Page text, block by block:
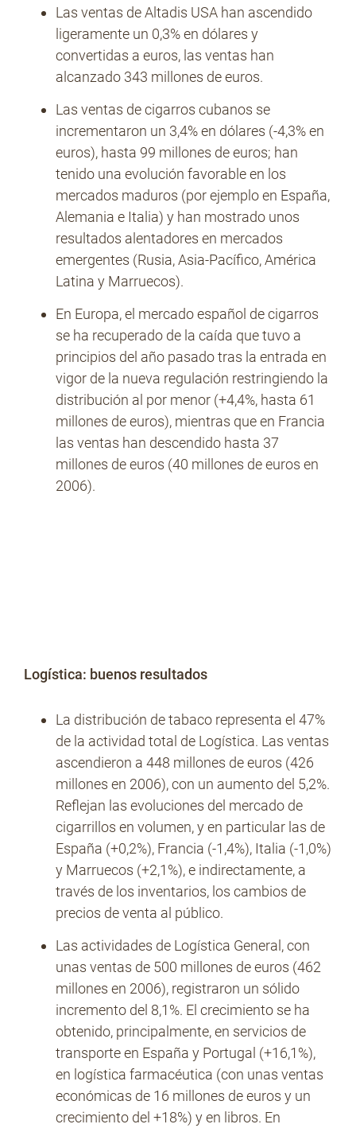
Las ventas de Altadis USA han ascendido
ligeramente un 0,3% en dólares y
convertidas a euros, las ventas han
alcanzado 343 millones de euros.
Las ventas de cigarros cubanos se
incrementaron un 3,4% en dólares (-4,3% en
euros), hasta 99 millones de euros; han
tenido una evolución favorable en los
mercados maduros (por ejemplo en España,
Alemania e Italia) y han mostrado unos
resultados alentadores en mercados
emergentes (Rusia, Asia-Pacífico, América
Latina y Marruecos).
En Europa, el mercado español de cigarros
se ha recuperado de la caída que tuvo a
principios del año pasado tras la entrada en
vigor de la nueva regulación restringiendo la
distribución al por menor (+4,4%, hasta 61
millones de euros), mientras que en Francia
las ventas han descendido hasta 37
millones de euros (40 millones de euros en
2006).
Logística: buenos resultados
La distribución de tabaco representa el 47%
de la actividad total de Logística. Las ventas
ascendieron a 448 millones de euros (426
millones en 2006), con un aumento del 5,2%.
Reflejan las evoluciones del mercado de
cigarrillos en volumen, y en particular las de
España (+0,2%), Francia (-1,4%), Italia (-1,0%)
y Marruecos (+2,1%), e indirectamente, a
través de los inventarios, los cambios de
precios de venta al público.
Las actividades de Logística General, con
unas ventas de 500 millones de euros (462
millones en 2006), registraron un sólido
incremento del 8,1%. El crecimiento se ha
obtenido, principalmente, en servicios de
transporte en España y Portugal (+16,1%),
en logística farmacéutica (con unas ventas
económicas de 16 millones de euros y un
crecimiento del +18%) y en libros. En